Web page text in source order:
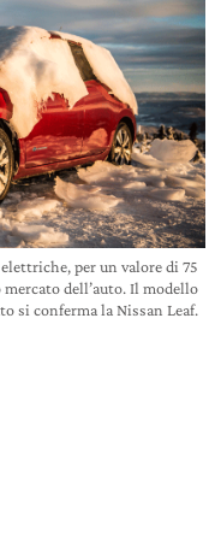
per un valore di 75
dell’auto. Il modello
si conferma la Nissan Leaf.